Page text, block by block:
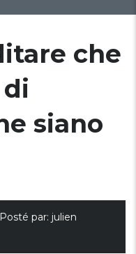
che
siano
Posté par: julien